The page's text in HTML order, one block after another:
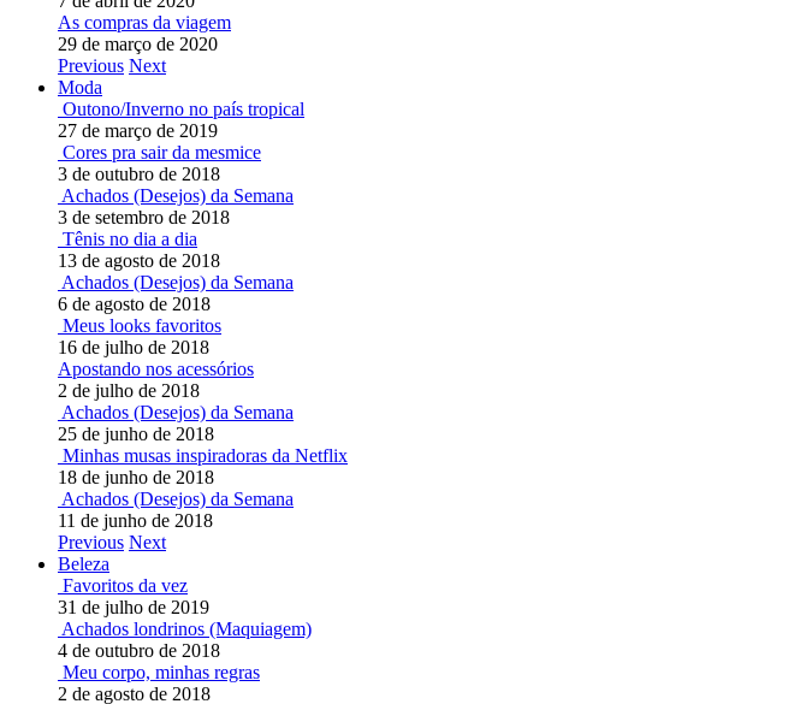
As compras da viagem
29 de março de 2020
Previous Next
Moda
Outono/Inverno no país tropical
27 de março de 2019
Cores pra sair da mesmice
3 de outubro de 2018
Achados (Desejos) da Semana
3 de setembro de 2018
Tênis no dia a dia
13 de agosto de 2018
Achados (Desejos) da Semana
6 de agosto de 2018
Meus looks favoritos
16 de julho de 2018
Apostando nos acessórios
2 de julho de 2018
Achados (Desejos) da Semana
25 de junho de 2018
Minhas musas inspiradoras da Netflix
18 de junho de 2018
Achados (Desejos) da Semana
11 de junho de 2018
Previous Next
Beleza
Favoritos da vez
31 de julho de 2019
Achados londrinos (Maquiagem)
4 de outubro de 2018
Meu corpo, minhas regras
2 de agosto de 2018